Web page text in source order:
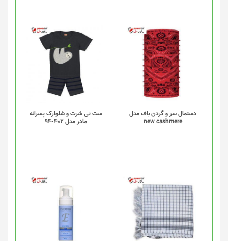
دستمال سر و گردن باف مدل
new cashmere
ست تی شرت و شلوارک پسرانه
مادر مدل 402-94